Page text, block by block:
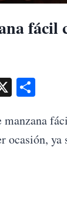
fácil
X Share
manzana
ocasión, ya